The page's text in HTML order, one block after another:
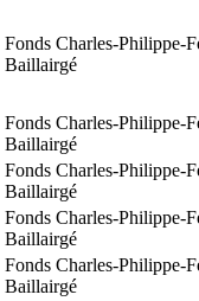
Fonds Charles-Philippe-
Baillairgé
Fonds Charles-Philippe-
Baillairgé
Fonds Charles-Philippe-
Baillairgé
Fonds Charles-Philippe-
Baillairgé
Fonds Charles-Philippe-
Baillairgé